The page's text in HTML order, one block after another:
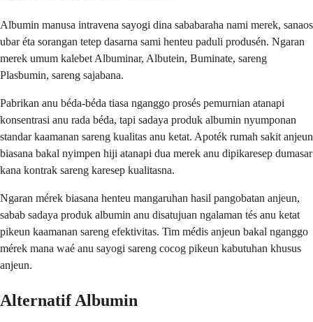
Albumin manusa intravena sayogi dina sababaraha nami merek, sanaos
ubar éta sorangan tetep dasarna sami henteu paduli produsén. Ngaran
merek umum kalebet Albuminar, Albutein, Buminate, sareng
Plasbumin, sareng sajabana.
Pabrikan anu béda-béda tiasa nganggo prosés pemurnian atanapi
konsentrasi anu rada béda, tapi sadaya produk albumin nyumponan
standar kaamanan sareng kualitas anu ketat. Apoték rumah sakit anjeun
biasana bakal nyimpen hiji atanapi dua merek anu dipikaresep dumasar
kana kontrak sareng karesep kualitasna.
Ngaran mérek biasana henteu mangaruhan hasil pangobatan anjeun,
sabab sadaya produk albumin anu disatujuan ngalaman tés anu ketat
pikeun kaamanan sareng efektivitas. Tim médis anjeun bakal nganggo
mérek mana waé anu sayogi sareng cocog pikeun kabutuhan khusus
anjeun.
Alternatif Albumin